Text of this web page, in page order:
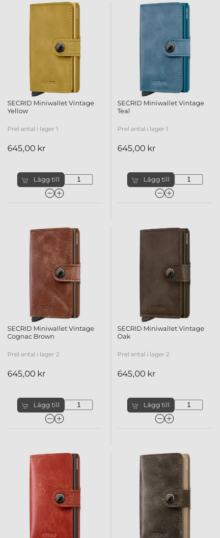
SECRID Miniwallet Vintage
Yellow
Prel antal i lager 1
645,00 kr
Lägg till
SECRID Miniwallet Vintage
Teal
Prel antal i lager 1
645,00 kr
Lägg till
SECRID Miniwallet Vintage
Cognac Brown
Prel antal i lager 2
645,00 kr
Lägg till
SECRID Miniwallet Vintage
Oak
Prel antal i lager 2
645,00 kr
Lägg till